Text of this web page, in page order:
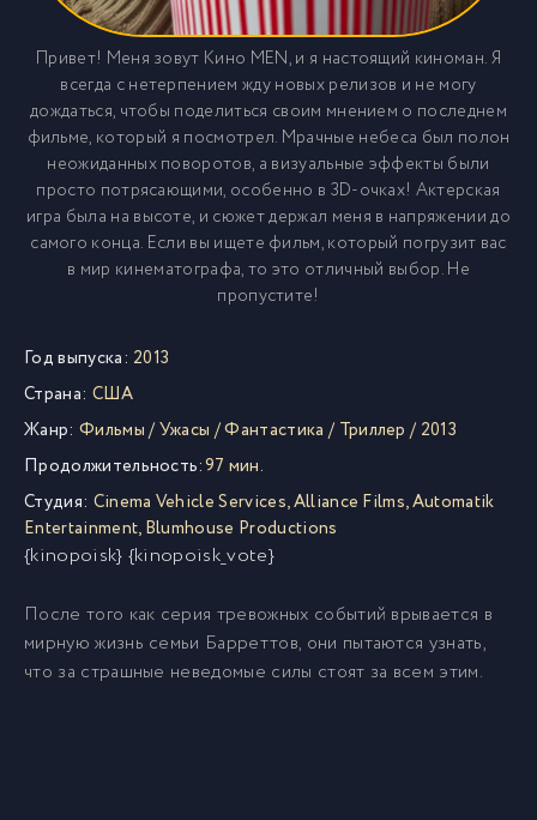
Привет! Меня зовут Кино MEN, и я настоящий киноман. Я
всегда с нетерпением жду новых релизов и не могу
дождаться, чтобы поделиться своим мнением о последнем
фильме, который я посмотрел. Мрачные небеса был полон
неожиданных поворотов, а визуальные эффекты были
просто потрясающими, особенно в 3D-очках! Актерская
игра была на высоте, и сюжет держал меня в напряжении до
самого конца. Если вы ищете фильм, который погрузит вас
в мир кинематографа, то это отличный выбор. Не
пропустите!
Год выпуска: 2013
Страна: США
Жанр: Фильмы/Ужасы /Фантастика / Триллер / 2013
Продолжительность:97 мин.
Студия: Cinema Vehicle Services,Alliance Films,Automatik
Entertainment,Blumhouse Productions
{kinopoisk} {kinopoisk_vote}
После того как серия тревожных событий врывается в
мирную жизнь семьи Барреттов, они пытаются узнать,
что за страшные неведомые силы стоят за всем этим.